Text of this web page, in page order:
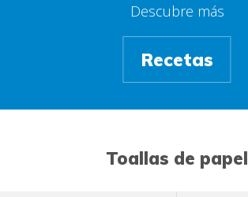
Descubre más
Recetas
Toallas de papel